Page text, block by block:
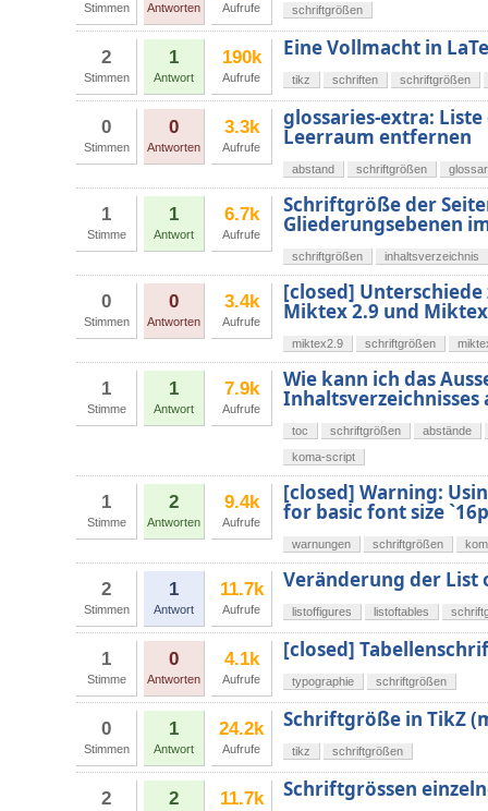
Stimmen Antworten Aufrufe schriftgrößen
2
Stimmen
1
Antwort
190k
Aufrufe
Eine Vollmacht in
tikz schriften schriftgrößen
0
Stimmen
0
Antworten
3.3k
Aufrufe
glossaries-extra:
Leerraum entfernen
abstand schriftgrößen
1
Stimme
1
Antwort
6.7k
Aufrufe
Schriftgröße der
Gliederungsebenen
schriftgrößen inhaltsverzeichnis
0
Stimmen
0
Antworten
3.4k
Aufrufe
[closed]
Miktex 2.9 und
miktex2.9 schriftgrößen
1
Stimme
1
Antwort
7.9k
Aufrufe
Wie kann ich das
Inhaltsverzeichnisses
toc schriftgrößen
abstände
koma-script
1
Stimme
2
Antworten
9.4k
Aufrufe
[closed] Warning:
for basic font size
warnungen schriftgrößen
2
Stimmen
1
Antwort
11.7k
Aufrufe
Veränderung der
listoffigures listoftables
1
Stimme
0
Antworten
4.1k
Aufrufe
[closed]
typographie schriftgrößen
0
Stimmen
1
Antwort
24.2k
Aufrufe
Schriftgröße in TikZ
tikz schriftgrößen
2 2 11.7k Schriftgrössen